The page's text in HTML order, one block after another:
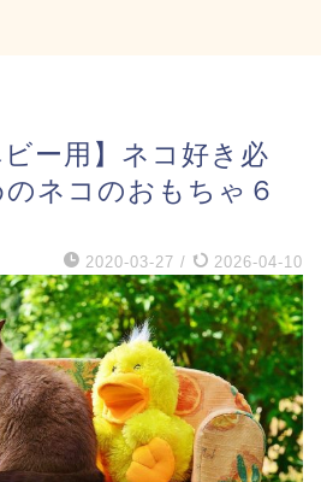
ビー用】ネコ好き必
ネコのおもちゃ６
2020-03-27 / 2026-04-10